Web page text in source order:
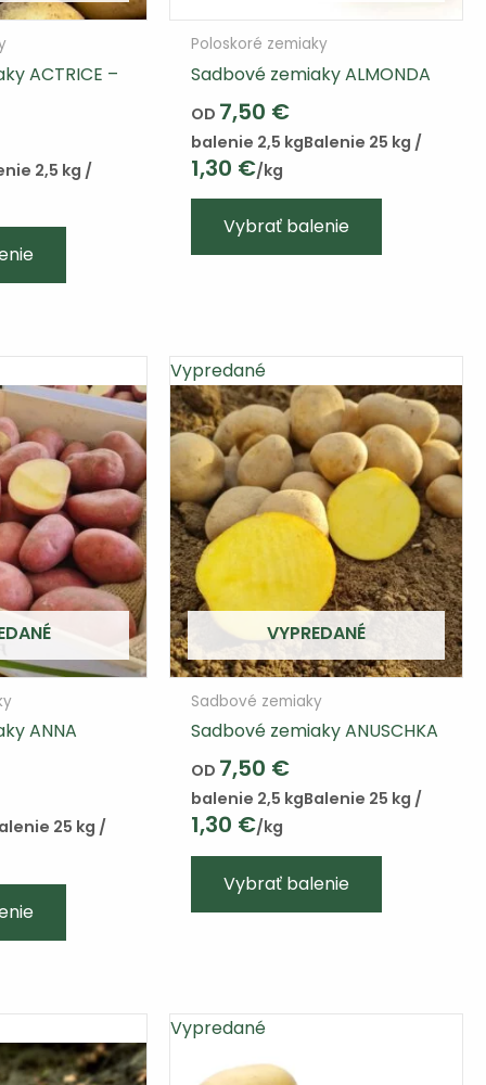
ACTRICE –
2,5 kg /
Tento
má
si
môžete
vybrať
na
stránke
produktu
Poloskoré zemiaky
Sadbové zemiaky ALMONDA
OD 7,50 €
balenie 2,5 kgBalenie 25 kg /
1,30 €/kg
Vybrať balenie
ANNA
25 kg /
Vypredané
VYPREDANÉ
Sadbové zemiaky
Sadbové zemiaky ANUSCHKA
OD 7,50 €
balenie 2,5 kgBalenie 25 kg /
1,30 €/kg
Vybrať balenie
Tento
má
Vypredané